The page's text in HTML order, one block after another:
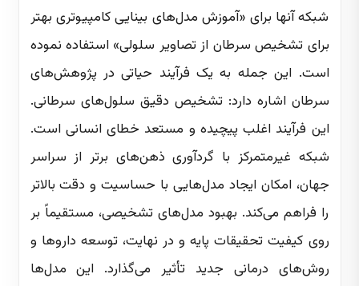
شبکه آنها برای «آموزش مدل‌های بینایی کامپیوتری بهتر
برای تشخیص سرطان از تصاویر سلولی» استفاده نموده
است. این جمله به یک فرآیند حیاتی در پژوهش‌های
سرطان اشاره دارد: تشخیص دقیق سلول‌های سرطانی.
این فرآیند اغلب پیچیده و مستعد خطای انسانی است.
شبکه غیرمتمرکز با گردآوری ذهن‌های برتر از سراسر
جهان، امکان ایجاد مدل‌هایی با حساسیت و دقت بالاتر
را فراهم می‌کند. بهبود مدل‌های تشخیصی، مستقیماً بر
روی کیفیت تحقیقات پایه و در نهایت، توسعه داروها و
روش‌های درمانی جدید تأثیر می‌گذارد. این مدل‌ها